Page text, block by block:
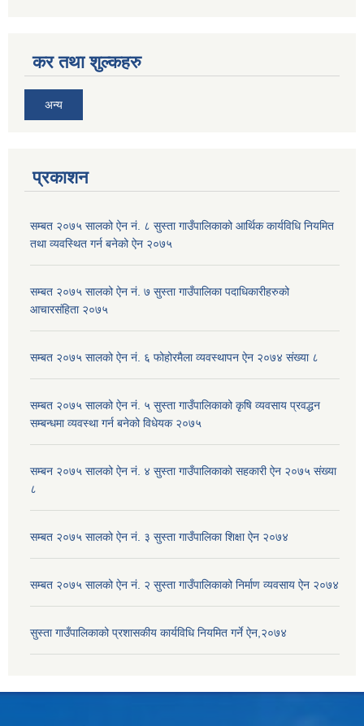
कर तथा शुल्कहरु
अन्य
प्रकाशन
सम्बत २०७५ सालको ऐन नं. ८ सुस्ता गाउँपालिकाको आर्थिक कार्यविधि नियमित
तथा व्यवस्थित गर्न बनेको ऐन २०७५
सम्बत २०७५ सालको ऐन नं. ७ सुस्ता गाउँपालिका पदाधिकारीहरुको
आचारसंहिता २०७५
सम्बत २०७५ सालको ऐन नं. ६ फोहोरमैला व्यवस्थापन ऐन २०७४ संख्या ८
सम्बत २०७५ सालको ऐन नं. ५ सुस्ता गाउँपालिकाको कृषि व्यवसाय प्रवद्धन
सम्बन्धमा व्यवस्था गर्न बनेको विधेयक २०७५
सम्बन २०७५ सालको ऐन नं. ४ सुस्ता गाउँपालिकाको सहकारी ऐन २०७५ संख्या
८
सम्बत २०७५ सालको ऐन नं. ३ सुस्ता गाउँपालिका शिक्षा ऐन २०७४
सम्बत २०७५ सालको ऐन नं. २ सुस्ता गाउँपालिकाको निर्माण व्यवसाय ऐन २०७४
सुस्ता गाउँपालिकाको प्रशासकीय कार्यविधि नियमित गर्ने ऐन,२०७४